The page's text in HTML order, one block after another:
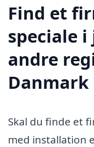
Find et
speciale
andre
Danmark
Skal du finde et
med installation